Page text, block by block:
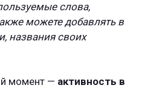
слова,
можете добавлять в
названия своих
момент — активность в